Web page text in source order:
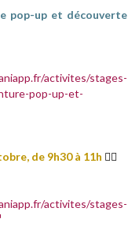
pop-up et découverte
activites/stages-
pop-up-et-
de 9h30 à 11h 🤸‍♂️
activites/stages-